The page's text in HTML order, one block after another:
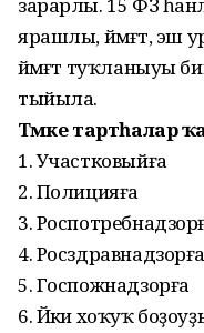
ярашлы, йәмәғәт,
йәмәғәт туҡланыуы
тыйыла.
Тәмәке тартһалар
1. Участковыйға
2. Полицияға
3.
4. Росздравнадзорға
5. Госпожнадзорға
6. Йәки хоҡуҡ